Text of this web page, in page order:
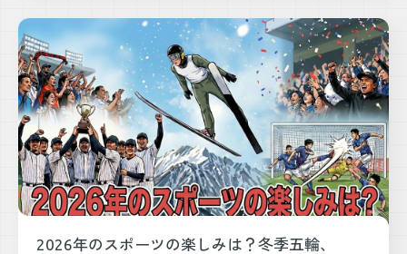
2026年のスポーツの楽しみは？冬季五輪、